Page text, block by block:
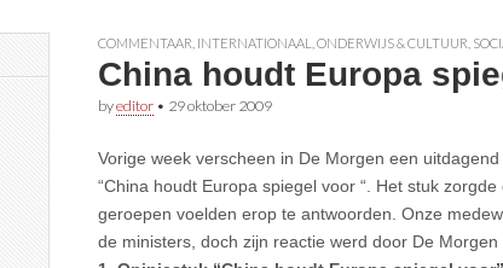
COMMENTAAR INTERNATIONAAL ONDERWIJS & CULTUUR
China houdt Europa
byeditor • 29 oktober 2009
Vorige week verscheen in De Morgen een
“China houdt Europa spiegel voor “. Het stuk
geroepen voelden erop te antwoorden. Onze
de ministers, doch zijn reactie werd door De